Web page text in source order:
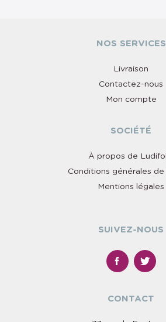
NOS SERVICES
Livraison
Contactez-nous
Mon compte
SOCIÉTÉ
À propos de
Conditions générales
Mentions légales
SUIVEZ-NOUS
CONTACT